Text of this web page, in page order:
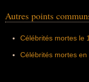
Autres points
Célébrités mortes le
Célébrités mortes en